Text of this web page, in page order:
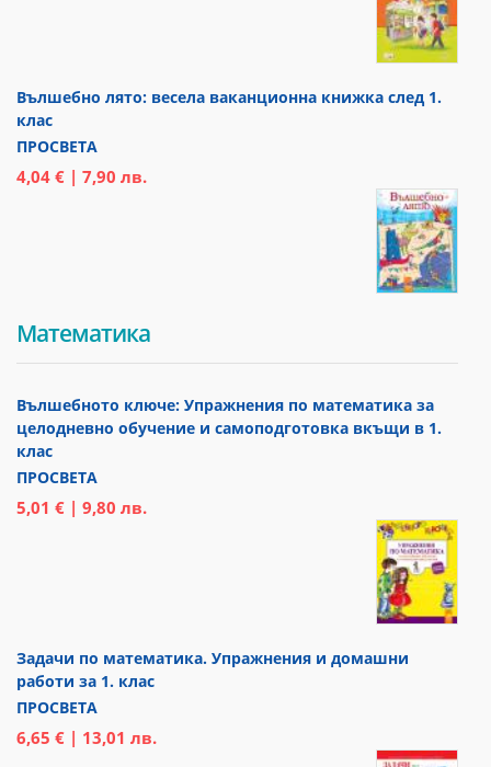
Вълшебно лято: весела ваканционна книжка след 1.
клас
ПРОСВЕТА
4,04 € | 7,90 лв.
Математика
Вълшебното ключе: Упражнения по математика за
целодневно обучение и самоподготовка вкъщи в 1.
клас
ПРОСВЕТА
5,01 € | 9,80 лв.
Задачи по математика. Упражнения и домашни
работи за 1. клас
ПРОСВЕТА
6,65 € | 13,01 лв.